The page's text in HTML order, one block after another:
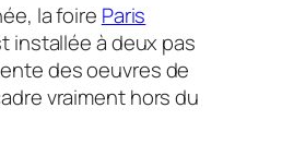
la foire Paris
installée à deux pas
des oeuvres de
vraiment hors du